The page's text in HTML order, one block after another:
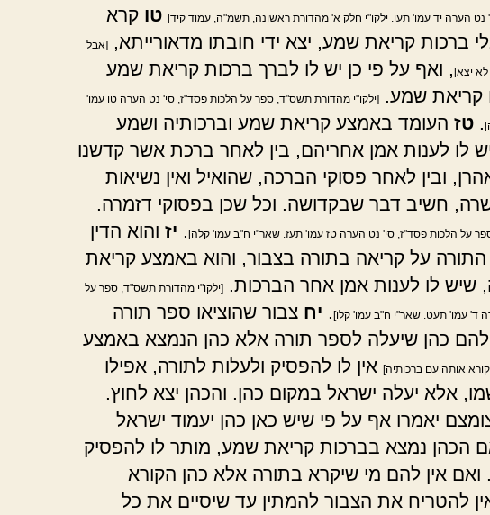
נט הערה יד עמו' תעו. ילקו"י חלק א' מהדורת ראשונה, תשמ"ה, עמוד קיד] טו קרא
ברכות קריאת שמע, יצא ידי חובתו מדאורייתא,
[אבל
יצא]
, ואף על פי כן יש לו לברך ברכות קריאת שמע
קריאת שמע.
[ילקו"י מהדורת תשס"ד, ספר על הלכות פסד"ז, סי' נט הערה טו עמו'
טז העומד באמצע קריאת שמע וברכותיה ושמע
לו לענות אמן אחריהם, בין לאחר ברכת אשר קדשנו
ובין לאחר פסוקי הברכה, שהואיל ואין נשיאות
חשיב דבר שבקדושה. וכל שכן בפסוקי דזמרה.
על הלכות פסד"ז, סי' נט הערה טז עמו' תעז. שאר"י ח"ב עמו' קלה] יז והוא הדין
על קריאה בתורה בצבור, והוא באמצע קריאת
שיש לו לענות אמן אחר הברכות.
[ילקו"י מהדורת תשס"ד, ספר על
ד' עמו' תעט. שאר"י ח"ב עמו' קלו] יח צבור שהוציאו ספר תורה
להם כהן שיעלה לספר תורה אלא כהן הנמצא באמצע
אותה עם ברכותיה] אין לו להפסיק ולעלות לתורה, אפילו
אלא יעלה ישראל במקום כהן. והכהן יצא לחוץ.
יאמרו אף על פי שיש כאן כהן יעמוד ישראל
הכהן נמצא בברכות קריאת שמע, מותר לו להפסיק
ואם אין להם מי שיקרא בתורה אלא כהן הקורא
להטריח את הצבור להמתין עד שיסיים את כל